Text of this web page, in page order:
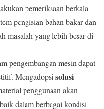
pemeriksaan berkala
pengisian bahan bakar dan
masalah yang lebih besar di
pengembangan mesin dapat
Mengadopsi solusi
penggunaan akan
dalam berbagai kondisi